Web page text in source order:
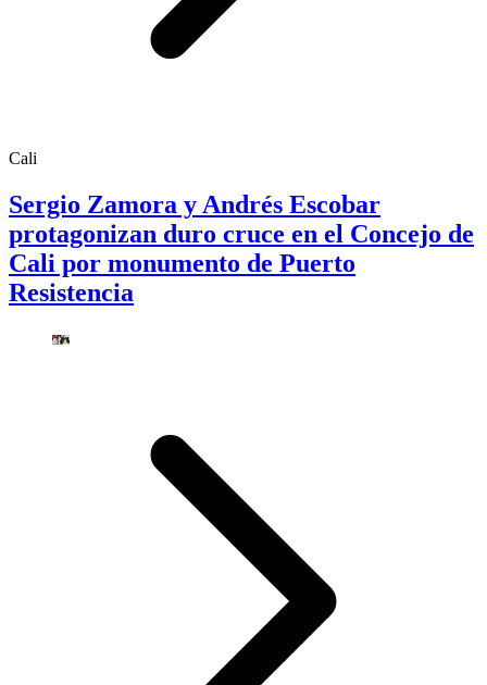
Cali
Sergio Zamora y Andrés Escobar
protagonizan duro cruce en el Concejo de
Cali por monumento de Puerto
Resistencia